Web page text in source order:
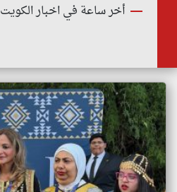
أخر ساعة في اخبار الكويت